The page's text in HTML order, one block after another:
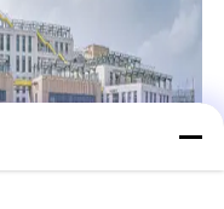
amerykańskiego oświetlenia lustrzanego